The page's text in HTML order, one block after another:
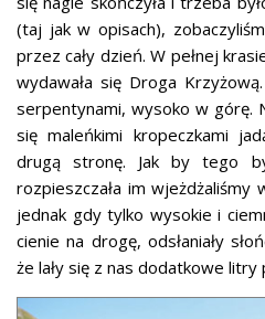
(taj jak w opisach),
przez cały dzień. W pełnej
wydawała się Droga
serpentynami, wysoko w górę.
się maleńkimi kropeczkami
drugą stronę. Jak by tego
rozpieszczała im wjeżdżaliśmy
jednak gdy tylko wysokie i
cienie na drogę, odsłaniały
że lały się z nas dodatkowe litry